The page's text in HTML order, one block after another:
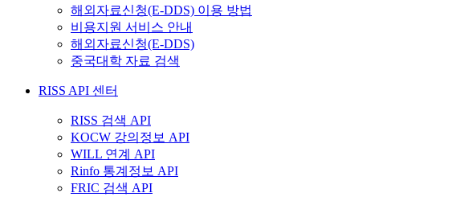
해외자료신청(E-DDS) 이용 방법
비용지원 서비스 안내
해외자료신청(E-DDS)
중국대학 자료 검색
RISS API 센터
RISS 검색 API
KOCW 강의정보 API
WILL 연계 API
Rinfo 통계정보 API
FRIC 검색 API